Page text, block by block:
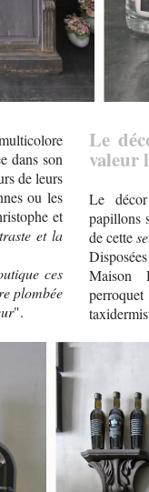
dans son
de leurs
ou les
et
et la
ces
plombée
".
Le
valeur
Le
papillons
de cette
Maison